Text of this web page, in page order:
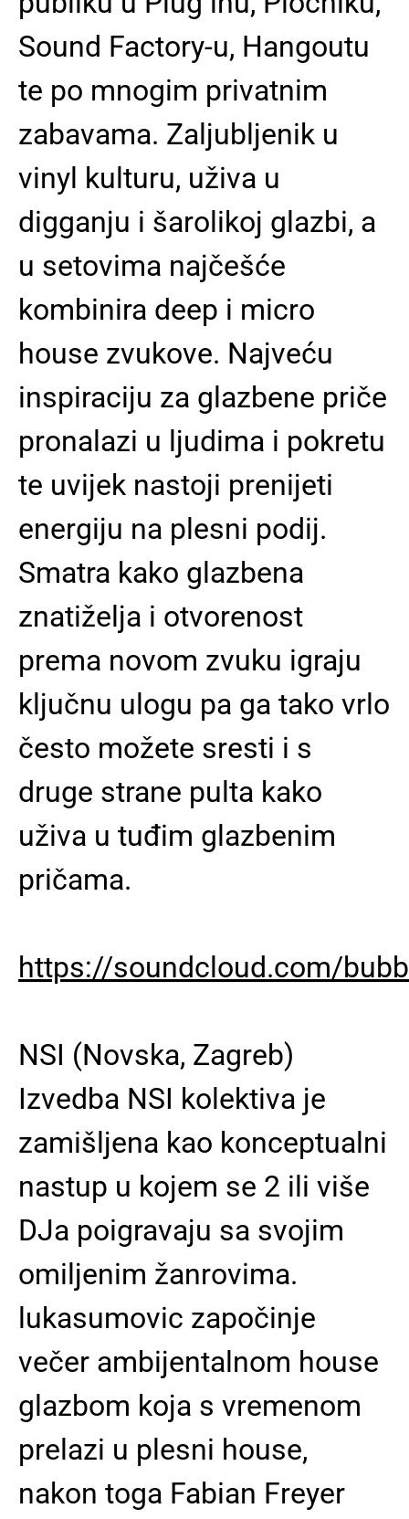
Sound Factory-u, Hangoutu
te po mnogim privatnim
zabavama. Zaljubljenik u
vinyl kulturu, uživa u
digganju i šarolikoj glazbi, a
u setovima najčešće
kombinira deep i micro
house zvukove. Najveću
inspiraciju za glazbene priče
pronalazi u ljudima i pokretu
te uvijek nastoji prenijeti
energiju na plesni podij.
Smatra kako glazbena
znatiželja i otvorenost
prema novom zvuku igraju
ključnu ulogu pa ga tako vrlo
često možete sresti i s
druge strane pulta kako
uživa u tuđim glazbenim
pričama.
https://soundcloud.com/
NSI (Novska, Zagreb)
Izvedba NSI kolektiva je
zamišljena kao konceptualni
nastup u kojem se 2 ili više
DJa poigravaju sa svojim
omiljenim žanrovima.
lukasumovic započinje
večer ambijentalnom house
glazbom koja s vremenom
prelazi u plesni house,
nakon toga Fabian Freyer